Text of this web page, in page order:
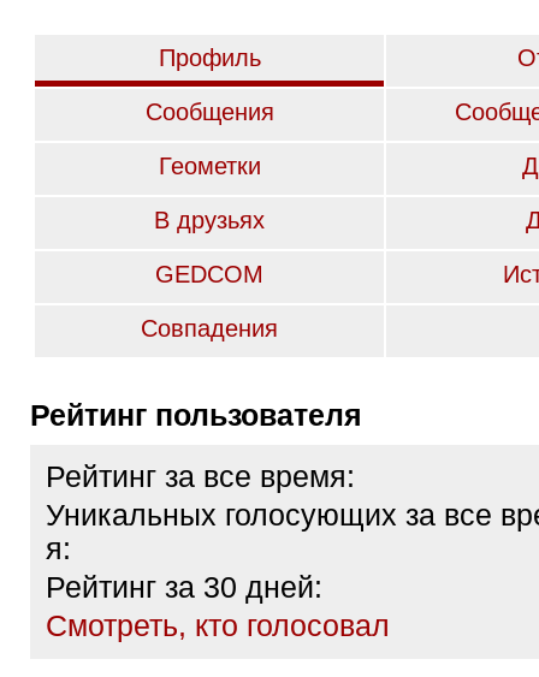
Профиль
Сообщения
Геометки
В друзьях
GEDCOM
Совпадения
Рейтинг пользователя
Рейтинг за все время:
Уникальных голосующих за все
я:
Рейтинг за 30 дней:
Cмотреть, кто голосовал